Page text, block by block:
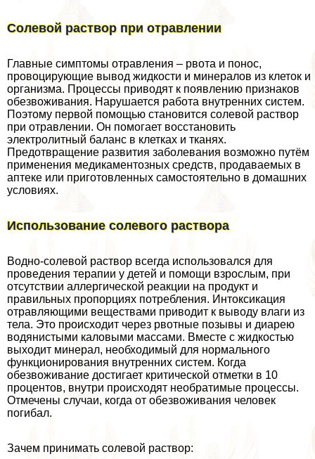
Солевой раствор при отравлении
Главные симптомы отравления – рвота и понос,
провоцирующие вывод жидкости и минералов из клеток и
организма. Процессы приводят к появлению признаков
обезвоживания. Нарушается работа внутренних систем.
Поэтому первой помощью становится солевой раствор
при отравлении. Он помогает восстановить
электролитный баланс в клетках и тканях.
Предотвращение развития заболевания возможно путём
применения медикаментозных средств, продаваемых в
аптеке или приготовленных самостоятельно в домашних
условиях.
Использование солевого раствора
Водно-солевой раствор всегда использовался для
проведения терапии у детей и помощи взрослым, при
отсутствии аллергической реакции на продукт и
правильных пропорциях потрeбления. Интоксикация
отравляющими веществами приводит к выводу влаги из
тела. Это происходит через рвотные позывы и диарею
водянистыми каловыми массами. Вместе с жидкостью
выходит минерал, необходимый для нормального
функционирования внутренних систем. Когда
обезвоживание достигает критической отметки в 10
процентов, внутри происходят необратимые процессы.
Отмечены случаи, когда от обезвоживания человек
погибал.
Зачем принимать солевой раствор: